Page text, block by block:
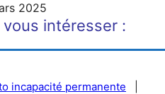
2025
intéresser :
incapacité permanente